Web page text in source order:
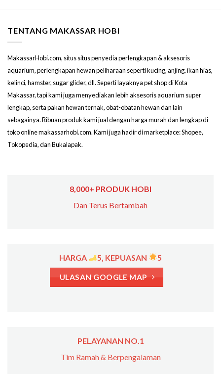
TENTANG MAKASSAR HOBI
MakassarHobi.com, situs situs penyedia perlengkapan & aksesoris
aquarium, perlengkapan hewan peliharaan seperti kucing, anjing, ikan hias,
kelinci, hamster, sugar glider, dll. Seperti layaknya pet shop di Kota
Makassar, tapi kami juga menyediakan lebih aksesoris aquarium super
lengkap, serta pakan hewan ternak, obat-obatan hewan dan lain
sebagainya. Ribuan produk kami jual dengan harga murah dan lengkap di
toko online makassarhobi.com. Kami juga hadir di marketplace: Shopee,
Tokopedia, dan Bukalapak.
8,000+ PRODUK HOBI
Dan Terus Bertambah
HARGA 5, KEPUASAN 5
ULASAN GOOGLE MAP
PELAYANAN NO.1
Tim Ramah & Berpengalaman